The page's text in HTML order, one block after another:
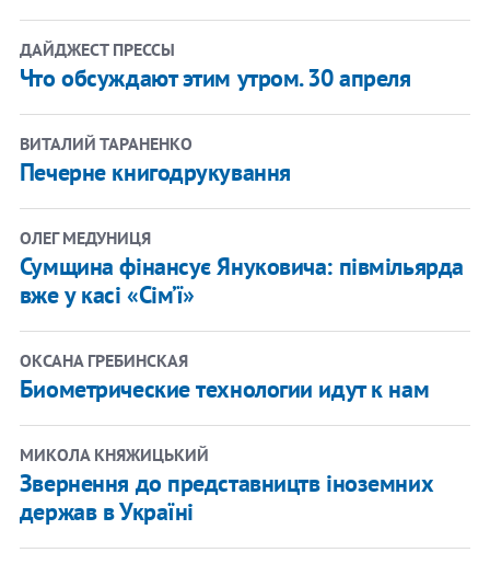
ДАЙДЖЕСТ ПРЕССЫ
Что обсуждают этим утром. 30 апреля
ВИТАЛИЙ ТАРАНЕНКО
Печерне книгодрукування
ОЛЕГ МЕДУНИЦЯ
Сумщина фінансує Януковича: півмільярда
вже у касі «Сім’ї»
ОКСАНА ГРЕБИНСКАЯ
Биометрические технологии идут к нам
МИКОЛА КНЯЖИЦЬКИЙ
Звернення до представництв іноземних
держав в Україні